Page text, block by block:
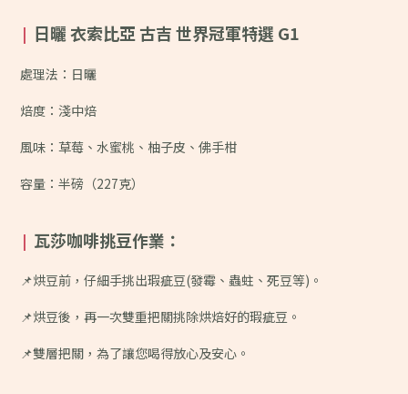
| 日曬 衣索比亞 古吉 世界冠軍特選 G1
處理法：日曬
焙度：淺中焙
風味： 草莓、水蜜桃、柚子皮、佛手柑
容量：半磅（227克）
| 瓦莎咖啡挑豆作業：
📌烘豆前，仔細手挑出瑕疵豆(發霉、蟲蛀、死豆等)。
📌烘豆後，再一次雙重把關挑除烘焙好的瑕疵豆。
📌雙層把關，為了讓您喝得放心及安心。